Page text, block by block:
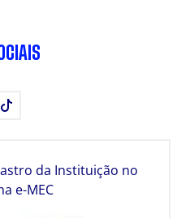
da Instituição no
e-MEC